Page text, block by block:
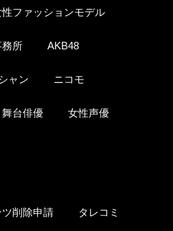
性ファッションモデル
務所 AKB48
ャン ニコモ
舞台俳優 女性声優
ツ削除申請 タレコミ